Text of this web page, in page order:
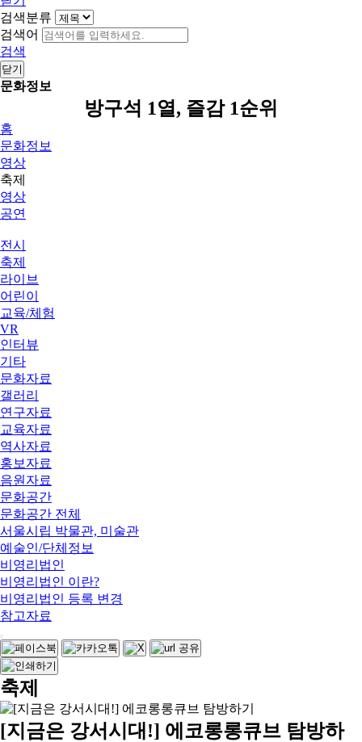
검색분류
검색어
검색
닫기
문화정보
방구석 1열, 즐감 1순위
홈
문화정보
영상
축제
영상
공연
전시
축제
라이브
어린이
교육/체험
VR
인터뷰
기타
문화자료
갤러리
연구자료
교육자료
역사자료
홍보자료
음원자료
문화공간
문화공간 전체
서울시립 박물관, 미술관
예술인/단체정보
비영리법인
비영리법인 이란?
비영리법인 등록 변경
참고자료
축제
[지금은 강서시대!] 에코롱롱큐브 탐방하